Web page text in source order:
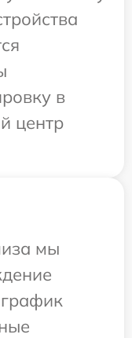
в
центр
мы